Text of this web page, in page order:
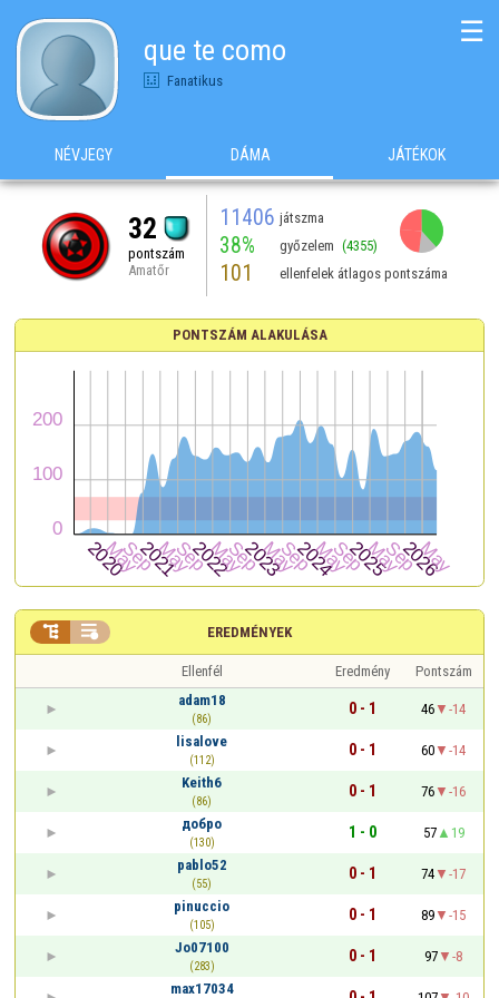
que te como
Fanatikus
☰
NÉVJEGY DÁMA JÁTÉKOK
32
pontszám
Amatőr
11406 játszma
38% győzelem (4355)
101 ellenfelek átlagos pontszáma
PONTSZÁM ALAKULÁSA
EREDMÉNYEK
 
Ellenfél Eredmény
Pontszám
adam18
(86)
0 - 1 46
-14
lisalove
(112)
0 - 1 60
-14
Keith6
(86)
0 - 1 76
-16
добро
(130)
1 - 0 57
19
pablo52
(55)
0 - 1 74
-17
pinuccio
(105)
0 - 1 89
-15
Jo07100
(283)
0 - 1 97
-8
max17034